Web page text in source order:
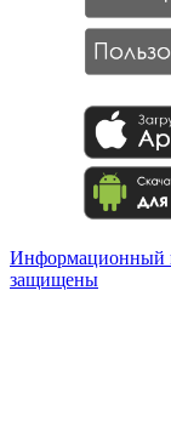
Информационный
защищены